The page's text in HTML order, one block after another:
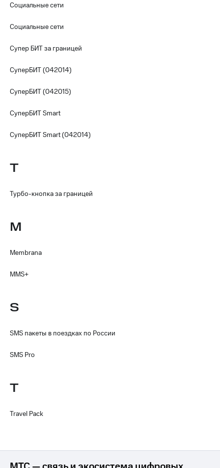
Социальные сети
Социальные сети
Супер БИТ за границей
СуперБИТ (042014)
СуперБИТ (042015)
СуперБИТ Smart
СуперБИТ Smart (042014)
Т
Турбо-кнопка за границей
M
Membrana
MMS+
S
SMS пакеты в поездках по России
SMS Pro
T
Travel Pack